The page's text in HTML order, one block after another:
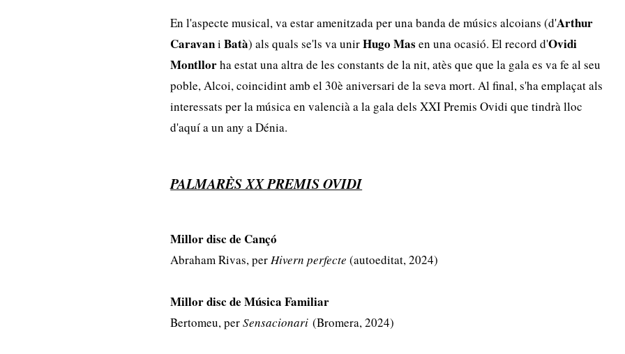
En l'aspecte musical, va estar amenitzada per una banda de músics alcoians (d'Arthur
CaravaniBatà) als quals se'ls va unirHugo Mas en una ocasió. El record d'Ovidi
Montllorha estat una altra de les constants de la nit, atès que que la gala es va fe al seu
poble, Alcoi, coincidint amb el 30è aniversari de la seva mort. Al final, s'ha emplaçat als
interessats per la música en valencià a la gala dels XXI Premis Ovidi que tindrà lloc
d'aquí a un any a Dénia.
PALMARÈS XX PREMIS OVIDI
Millor disc de Cançó
Abraham Rivas, perHivern perfecte (autoeditat, 2024)
Millor disc de Música Familiar
Bertomeu, perSensacionari (Bromera, 2024)